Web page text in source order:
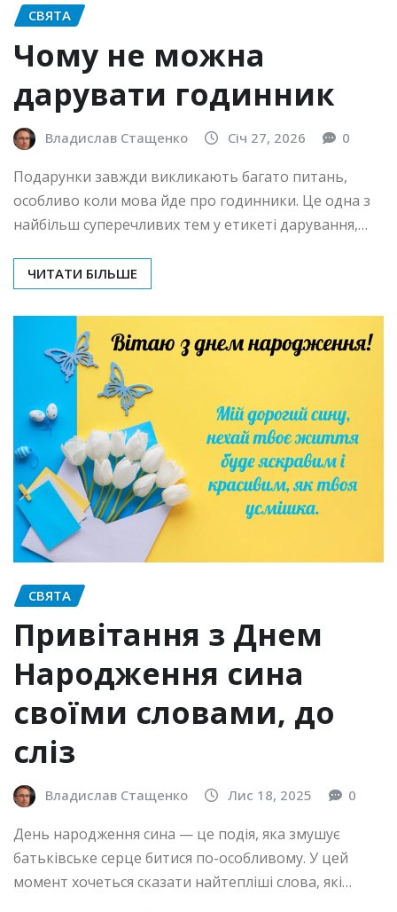
СВЯТА
Чому не можна
дарувати годинник
Владислав Стащенко Січ 27, 2026 0
Подарунки завжди викликають багато питань,
особливо коли мова йде про годинники. Це одна з
найбільш суперечливих тем у етикеті дарування,…
ЧИТАТИ БІЛЬШЕ
СВЯТА
Привітання з Днем
Народження сина
своїми словами, до
сліз
Владислав Стащенко Лис 18, 2025 0
День народження сина — це подія, яка змушує
батьківське серце битися по-особливому. У цей
момент хочеться сказати найтепліші слова, які…